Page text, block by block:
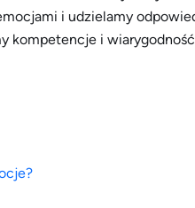
i udzielamy
kompetencje i